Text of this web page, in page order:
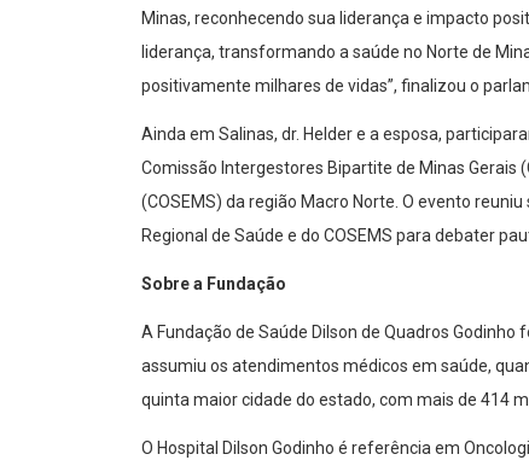
Minas, reconhecendo sua liderança e impacto
liderança, transformando a saúde no Norte de
positivamente milhares de vidas”, finalizou o
Ainda em Salinas, dr. Helder e a esposa,
Comissão Intergestores Bipartite de Minas Gerais
(COSEMS) da região Macro Norte. O evento
Regional de Saúde e do COSEMS para debater
Sobre a Fundação
A Fundação de Saúde Dilson de Quadros
assumiu os atendimentos médicos em saúde,
quinta maior cidade do estado, com mais de 414
O Hospital Dilson Godinho é referência em